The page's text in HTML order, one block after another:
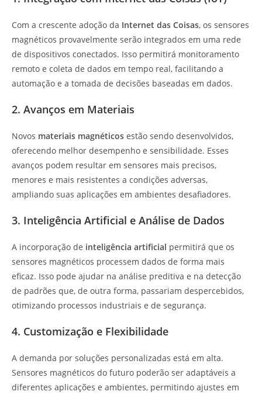
Com a crescente adoção da Internet das Coisas, os sensores
magnéticos provavelmente serão integrados em uma rede
de dispositivos conectados. Isso permitirá monitoramento
remoto e coleta de dados em tempo real, facilitando a
automação e a tomada de decisões baseadas em dados.
2. Avanços em Materiais
Novos materiais magnéticos estão sendo desenvolvidos,
oferecendo melhor desempenho e sensibilidade. Esses
avanços podem resultar em sensores mais precisos,
menores e mais resistentes a condições adversas,
ampliando suas aplicações em ambientes desafiadores.
3. Inteligência Artificial e Análise de Dados
A incorporação de inteligência artificial permitirá que os
sensores magnéticos processem dados de forma mais
eficaz. Isso pode ajudar na análise preditiva e na detecção
de padrões que, de outra forma, passariam despercebidos,
otimizando processos industriais e de segurança.
4. Customização e Flexibilidade
A demanda por soluções personalizadas está em alta.
Sensores magnéticos do futuro poderão ser adaptáveis a
diferentes aplicações e ambientes, permitindo ajustes em